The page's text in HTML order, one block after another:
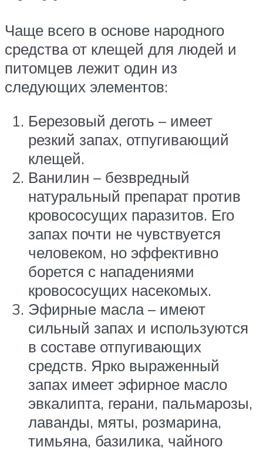
Чаще всего в основе народного
средства от клещей для людей и
питомцев лежит один из
следующих элементов:
Березовый деготь – имеет
резкий запах, отпугивающий
клещей.
Ванилин – безвредный
натуральный препарат против
кровососущих паразитов. Его
запах почти не чувствуется
человеком, но эффективно
борется с нападениями
кровососущих насекомых.
Эфирные масла – имеют
сильный запах и используются
в составе отпугивающих
средств. Ярко выраженный
запах имеет эфирное масло
эвкалипта, герани, пальмарозы,
лаванды, мяты, розмарина,
тимьяна, базилика, чайного